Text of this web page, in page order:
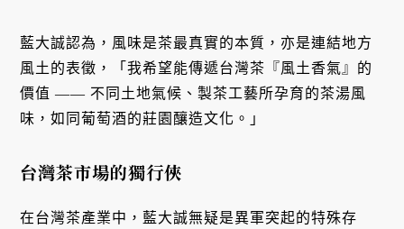
藍大誠認為，風味是茶最真實的本質，亦是連結地方
風土的表徵，「我希望能傳遞台灣茶『風土香氣』的
價值 —— 不同土地氣候、製茶工藝所孕育的茶湯風
味，如同葡萄酒的莊園釀造文化。」
台灣茶市場的獨行俠
在台灣茶產業中，藍大誠無疑是異軍突起的特殊存